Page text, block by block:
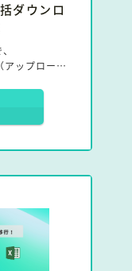
ダウンロ
ップロード）
方法につい